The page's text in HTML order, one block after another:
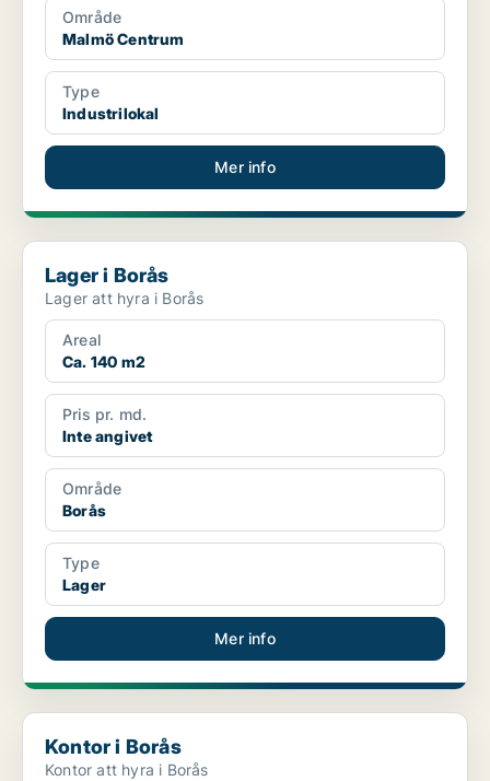
Område
Malmö Centrum
Type
Industrilokal
Mer info
Lager i Borås
Lager i Borås
Lager att hyra i Borås
Areal
Ca. 140 m2
Pris pr. md.
Inte angivet
Område
Borås
Type
Lager
Mer info
Kontor i Borås
Kontor i Borås
Kontor att hyra i Borås